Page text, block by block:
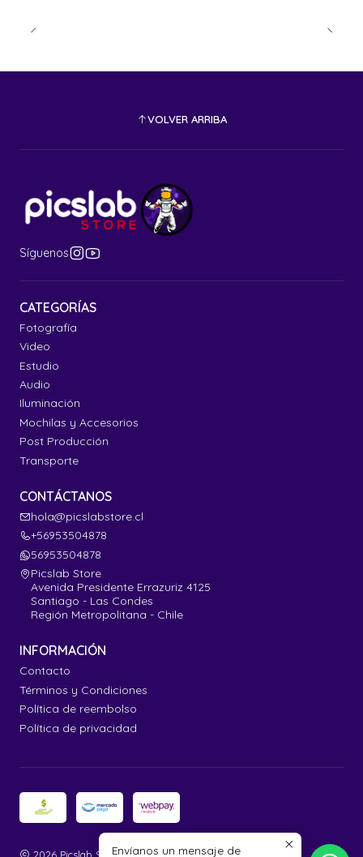
VOLVER ARRIBA
Síguenos
CATEGORÍAS
Fotografía
Video
Estudio
Audio
Iluminación
Mochilas y Accesorios
Post Producción
Transporte
CONTÁCTANOS
hola@picslabstore.cl
+56953504878
56953504878
Picslab Store
Avenida Presidente Errazuriz 4125
Santiago - Las Condes
Región Metropolitana - Chile
INFORMACIÓN
Contacto
Términos y Condiciones
Política de reembolso
Política de privacidad
2026 Picslab Store.Envíanos un mensaje de